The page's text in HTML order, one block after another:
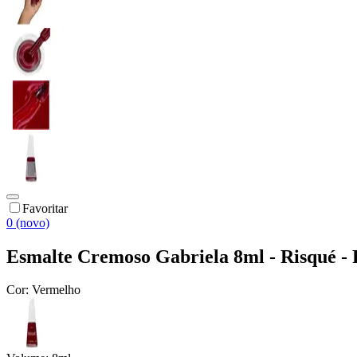
Favoritar
0 (novo)
Esmalte Cremoso Gabriela 8ml - Risqué -
Cor: Vermelho